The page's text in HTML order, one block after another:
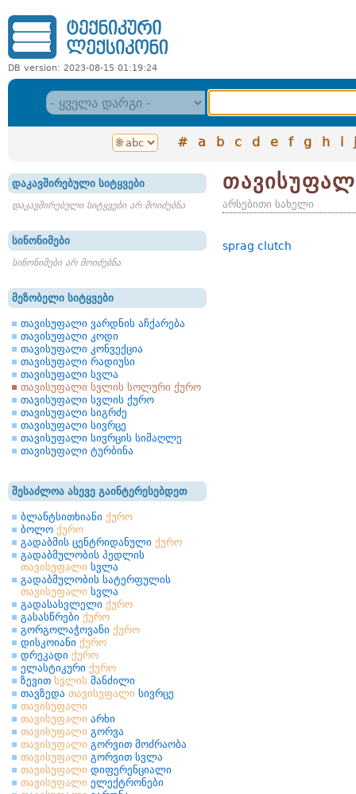
DB version: 2023-08-15 01:19:24
# a b c d e f g h i j
დაკავშირებული სიტყვები
დაკავშირებული სიტყვები არ მოიძებნა
სინონიმები
სინონიმები არ მოიძებნა
მეზობელი სიტყვები
თავისუფალი ვარდნის აჩქარება
თავისუფალი კოდი
თავისუფალი კონვექცია
თავისუფალი რადიუსი
თავისუფალი სვლა
თავისუფალი სვლის სოლური ქურო
თავისუფალი სვლის ქურო
თავისუფალი სიგრძე
თავისუფალი სივრცე
თავისუფალი სივრცის სიმაღლე
თავისუფალი ტურბინა
შესაძლოა ასევე გაინტერესებდეთ
ბლანტსითხიანი ქურო
ბოლო ქურო
გადაბმის ცენტრიდანული ქურო
გადაბმულობის პედლის
თავისუფალი სვლა
გადაბმულობის სატერფულის
თავისუფალი სვლა
გადასასვლელი ქურო
გასასწრები ქურო
გორგოლაჭოვანი ქურო
დისკოიანი ქურო
დრეკადი ქურო
ელასტიკური ქურო
ზევით სვლის მანძილი
თავზედა თავისუფალი სივრცე
თავისუფალი
თავისუფალი არხი
თავისუფალი გორვა
თავისუფალი გორვით მოძრაობა
თავისუფალი გორვით სვლა
თავისუფალი დიფერენციალი
თავისუფალი ელექტრონები
არსებითი სახელი
sprag clutch